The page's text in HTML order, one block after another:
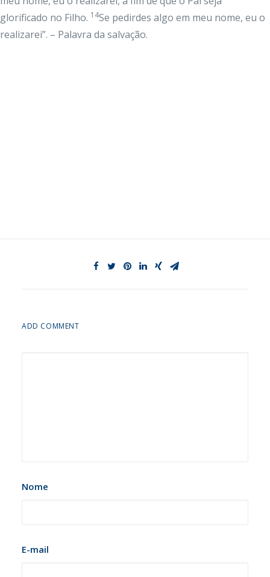
glorificado no Filho. 14Se pedirdes algo em meu nome, eu o
realizarei”. – Palavra da salvação.
ADD COMMENT
Nome
E-mail